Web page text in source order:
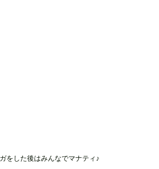
をした後はみんなでマナティ♪